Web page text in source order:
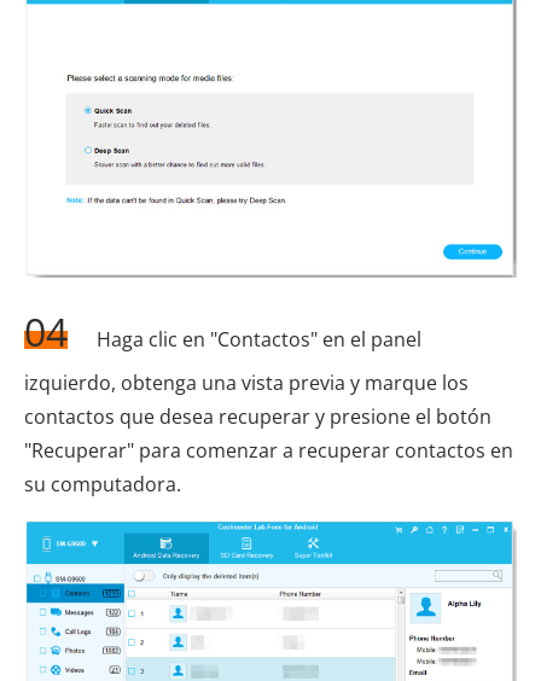
04
Haga clic en "Contactos" en el panel
izquierdo, obtenga una vista previa y marque los
contactos que desea recuperar y presione el botón
"Recuperar" para comenzar a recuperar contactos en
su computadora.